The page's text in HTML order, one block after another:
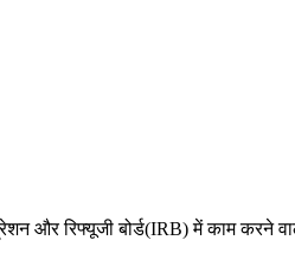
और रिफ्यूजी बोर्ड(IRB) में काम करने